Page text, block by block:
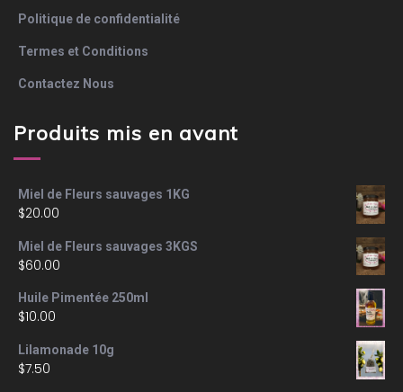
Politique de confidentialité
Termes et Conditions
Contactez Nous
Produits mis en avant
Miel de Fleurs sauvages 1KG
$20.00
Miel de Fleurs sauvages 3KGS
$60.00
Huile Pimentée 250ml
$10.00
Lilamonade 10g
$7.50